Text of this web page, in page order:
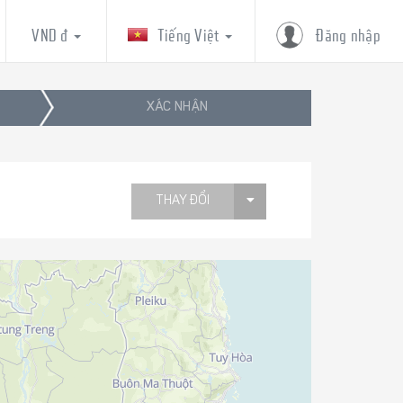
Đăng nhập
Tiếng Việt
VND đ
XÁC NHẬN
THAY ĐỔI